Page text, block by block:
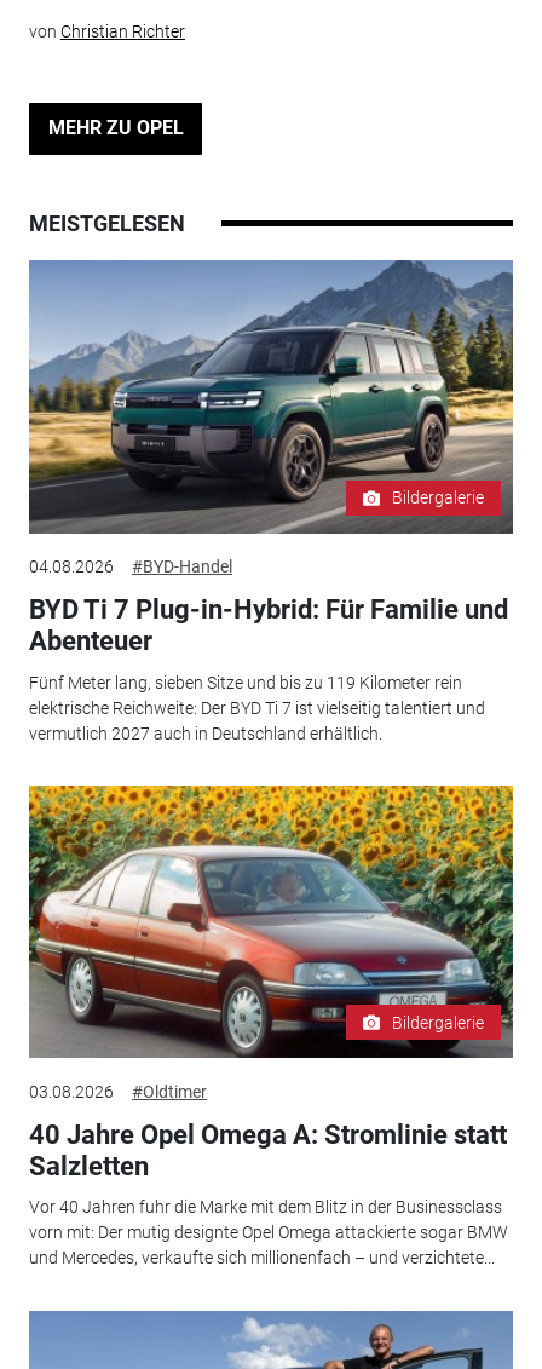
von Christian Richter
MEHR ZU OPEL
MEISTGELESEN
Bildergalerie
04.08.2026 #BYD-Handel
BYD Ti 7 Plug-in-Hybrid: Für Familie und
Abenteuer
Fünf Meter lang, sieben Sitze und bis zu 119 Kilometer rein
elektrische Reichweite: Der BYD Ti 7 ist vielseitig talentiert und
vermutlich 2027 auch in Deutschland erhältlich.
Bildergalerie
03.08.2026 #Oldtimer
40 Jahre Opel Omega A: Stromlinie statt
Salzletten
Vor 40 Jahren fuhr die Marke mit dem Blitz in der Businessclass
vorn mit: Der mutig designte Opel Omega attackierte sogar BMW
und Mercedes, verkaufte sich millionenfach – und verzichtete...